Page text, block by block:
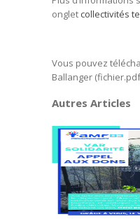
onglet collectivités
Vous pouvez
Ballanger
Autres Articles